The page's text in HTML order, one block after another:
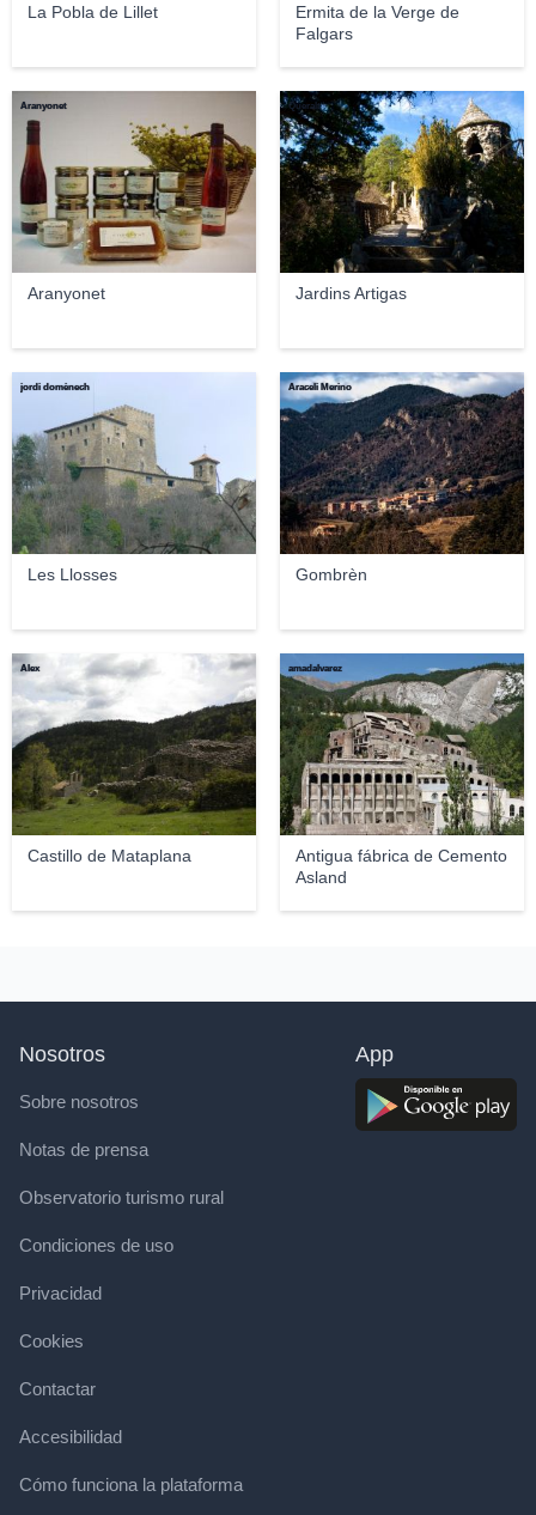
La Pobla de Lillet
Ermita de la Verge de
Falgars
Aranyonet
Aranyonet
Jardins Artigas
Queralt
Les Llosses
jordi domènech
Gombrèn
Araceli Merino
Castillo de Mataplana
Àlex
Antigua fábrica de Cemento
Asland
amadalvarez
Nosotros
Sobre nosotros
Notas de prensa
Observatorio turismo rural
Condiciones de uso
Privacidad
Cookies
Contactar
Accesibilidad
Cómo funciona la plataforma
App